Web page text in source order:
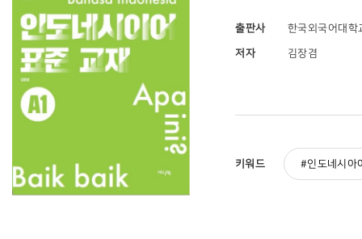
출판사 한국외국어대학
저자 김장겸
키워드 인도네시아